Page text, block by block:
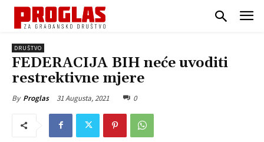
DRUŠTVO
FEDERACIJA BIH neće uvoditi
restrektivne mjere
By Proglas 31 Augusta, 2021 0